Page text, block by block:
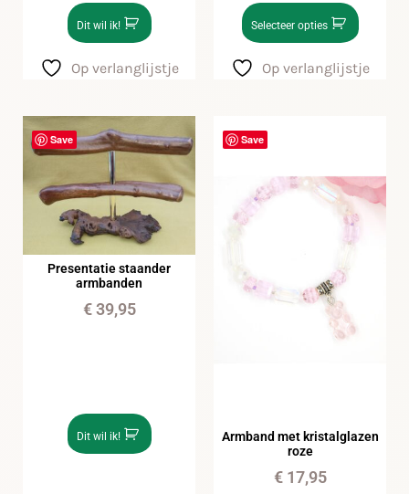
Dit wil ik!
Op verlanglijstje
Selecteer opties
Op verlanglijstje
Save
Presentatie staander
armbanden
€39,95
Dit wil ik!
Save
Armband met kristalglazen
roze
€17,95